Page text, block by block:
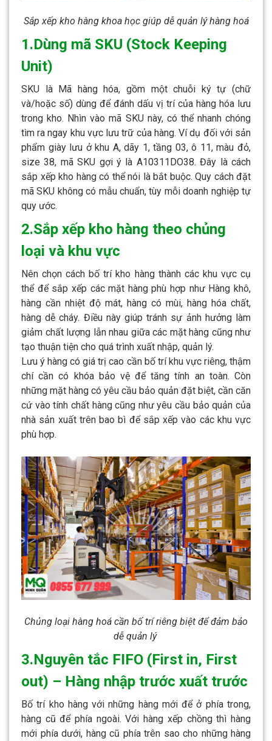
Sắp xếp kho hàng khoa học giúp dễ quản lý hàng hoá
1.Dùng mã SKU (Stock Keeping
Unit)
SKU là Mã hàng hóa, gồm một chuỗi ký tự (chữ
và/hoặc số) dùng để đánh dấu vị trí của hàng hóa lưu
trong kho. Nhìn vào mã SKU này, có thể nhanh chóng
tìm ra ngay khu vực lưu trữ của hàng. Ví dụ đối với sản
phẩm giày lưu ở khu A, dãy 1, tầng 03, ô 11, màu đỏ,
size 38, mã SKU gợi ý là A10311DO38. Đây là cách
sắp xếp kho hàng có thể nói là bắt buộc. Quy cách đặt
mã SKU không có mẫu chuẩn, tùy mỗi doanh nghiệp tự
quy ước.
2.Sắp xếp kho hàng theo chủng
loại và khu vực
Nên chọn cách bố trí kho hàng thành các khu vực cụ
thể để sắp xếp các mặt hàng phù hợp như Hàng khô,
hàng cần nhiệt độ mát, hàng có mùi, hàng hóa chất,
hàng dễ cháy. Điều này giúp tránh sự ảnh hưởng làm
giảm chất lượng lẫn nhau giữa các mặt hàng cũng như
tạo thuận tiện cho quá trình xuất nhập, quản lý.
Lưu ý hàng có giá trị cao cần bố trí khu vực riêng, thậm
chí cần có khóa bảo vệ để tăng tính an toàn. Còn
những mặt hàng có yêu cầu bảo quản đặt biệt, cần căn
cứ vào tính chất hàng cũng như yêu cầu bảo quản của
nhà sản xuất trên bao bì để sắp xếp vào các khu vực
phù hợp.
Chủng loại hàng hoá cần bố trí riêng biệt để đảm bảo
dễ quản lý
3.Nguyên tắc FIFO (First in, First
out) – Hàng nhập trước xuất trước
Bố trí kho hàng với những hàng mới để ở phía trong,
hàng cũ để phía ngoài. Với hàng xếp chồng thì hàng
mới phía dưới, hàng cũ phía trên sao cho những hàng